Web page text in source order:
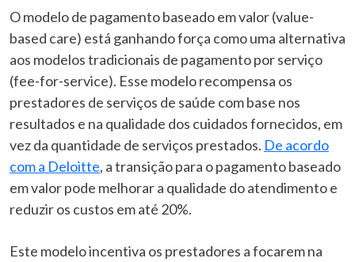
O modelo de pagamento baseado em valor (value-
based care) está ganhando força como uma alternativa
aos modelos tradicionais de pagamento por serviço
(fee-for-service). Esse modelo recompensa os
prestadores de serviços de saúde com base nos
resultados e na qualidade dos cuidados fornecidos, em
vez da quantidade de serviços prestados. De acordo
com a Deloitte, a transição para o pagamento baseado
em valor pode melhorar a qualidade do atendimento e
reduzir os custos em até 20%.
Este modelo incentiva os prestadores a focarem na